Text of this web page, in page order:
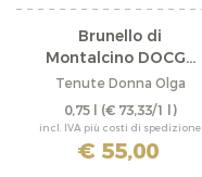
Brunello di
Montalcino DOCG...
Tenute Donna Olga
0,75 l (€ 73,33/1 l)
incl. IVA più costi di spedizione
€ 55,00